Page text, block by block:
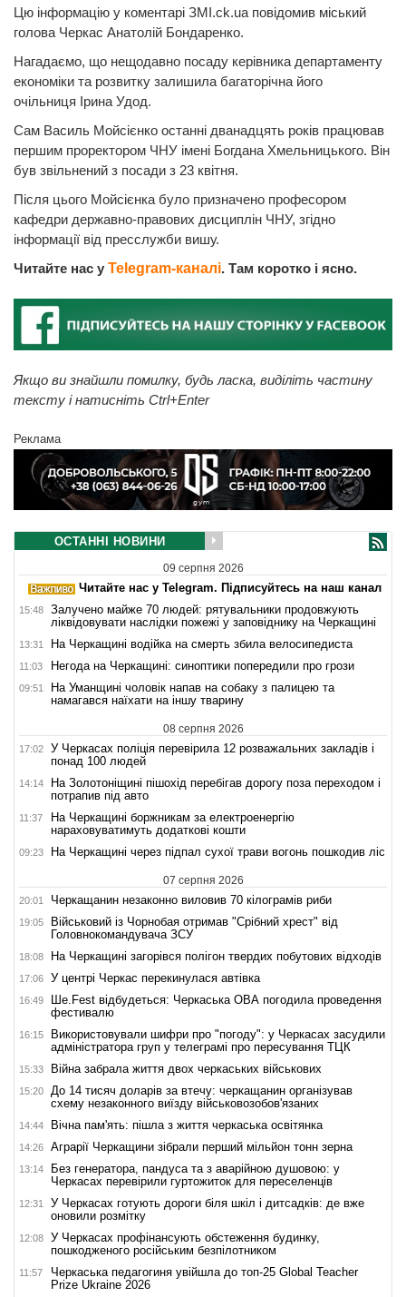
Цю інформацію у коментарі ЗМІ.ck.ua повідомив міський
голова Черкас Анатолій Бондаренко.
Нагадаємо, що нещодавно посаду керівника департаменту
економіки та розвитку залишила багаторічна його
очільниця Ірина Удод.
Сам Василь Мойсієнко останні дванадцять років працював
першим проректором ЧНУ імені Богдана Хмельницького. Він
був звільнений з посади з 23 квітня.
Після цього Мойсієнка було призначено професором
кафедри державно-правових дисциплін ЧНУ, згідно
інформації від пресслужби вишу.
Читайте нас у Telegram-каналі. Там коротко і ясно.
Якщо ви знайшли помилку, будь ласка, виділіть частину
тексту і натисніть Ctrl+Enter
Реклама
ОСТАННІ НОВИНИ
09 серпня 2026
Читайте нас у Telegram. Підписуйтесь на наш канал
15:48
Залучено майже 70 людей: рятувальники продовжують
ліквідовувати наслідки пожежі у заповіднику на Черкащині
13:31 На Черкащині водійка на смерть збила велосипедиста
11:03 Негода на Черкащині: синоптики попередили про грози
09:51
На Уманщині чоловік напав на собаку з палицею та
намагався наїхати на іншу тварину
08 серпня 2026
17:02
У Черкасах поліція перевірила 12 розважальних закладів і
понад 100 людей
14:14
На Золотоніщині пішохід перебігав дорогу поза переходом і
потрапив під авто
11:37
На Черкащині боржникам за електроенергію
нараховуватимуть додаткові кошти
09:23 На Черкащині через підпал сухої трави вогонь пошкодив ліс
07 серпня 2026
20:01 Черкащанин незаконно виловив 70 кілограмів риби
19:05
Військовий із Чорнобая отримав "Срібний хрест" від
Головнокомандувача ЗСУ
18:08 На Черкащині загорівся полігон твердих побутових відходів
17:06 У центрі Черкас перекинулася автівка
16:49
Ше.Fest відбудеться: Черкаська ОВА погодила проведення
фестивалю
16:15
Використовували шифри про "погоду": у Черкасах засудили
адміністратора груп у телеграмі про пересування ТЦК
15:33 Війна забрала життя двох черкаських військових
15:20
До 14 тисяч доларів за втечу: черкащанин організував
схему незаконного виїзду військовозобов'язаних
14:44 Вічна пам'ять: пішла з життя черкаська освітянка
14:26 Аграрії Черкащини зібрали перший мільйон тонн зерна
13:14
Без генератора, пандуса та з аварійною душовою: у
Черкасах перевірили гуртожиток для переселенців
12:31
У Черкасах готують дороги біля шкіл і дитсадків: де вже
оновили розмітку
12:08
У Черкасах профінансують обстеження будинку,
пошкодженого російським безпілотником
11:57
Черкаська педагогиня увійшла до топ-25 Global Teacher
Prize Ukraine 2026